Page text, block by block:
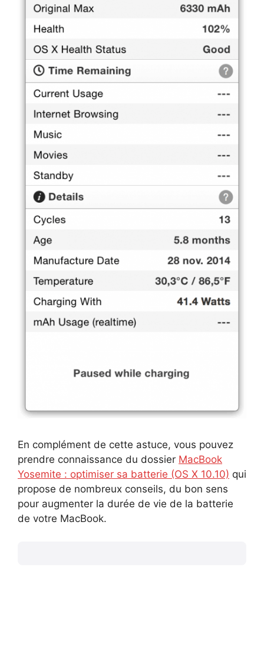
En complément de cette astuce, vous pouvez
prendre connaissance du dossier MacBook
Yosemite : optimiser sa batterie (OS X 10.10) qui
propose de nombreux conseils, du bon sens
pour augmenter la durée de vie de la batterie
de votre MacBook.